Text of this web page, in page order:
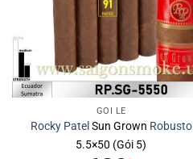
GÓI LẺ
Rocky Patel Sun Grown Robusto
5.5×50 (Gói 5)